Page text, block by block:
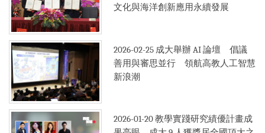
文化與海洋創新應用永續發展
2026-02-25 成大舉辦 AI 論壇 倡議
善用與審思並行 領航高教人工智慧
新浪潮
2026-01-20教學實踐研究績優計畫成